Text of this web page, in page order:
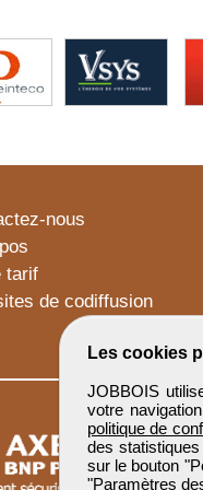
Les cookies
JOBBOIS
votre
politique de
des
sur le bouton
"Paramètres
nous
tarif
de codiffusion